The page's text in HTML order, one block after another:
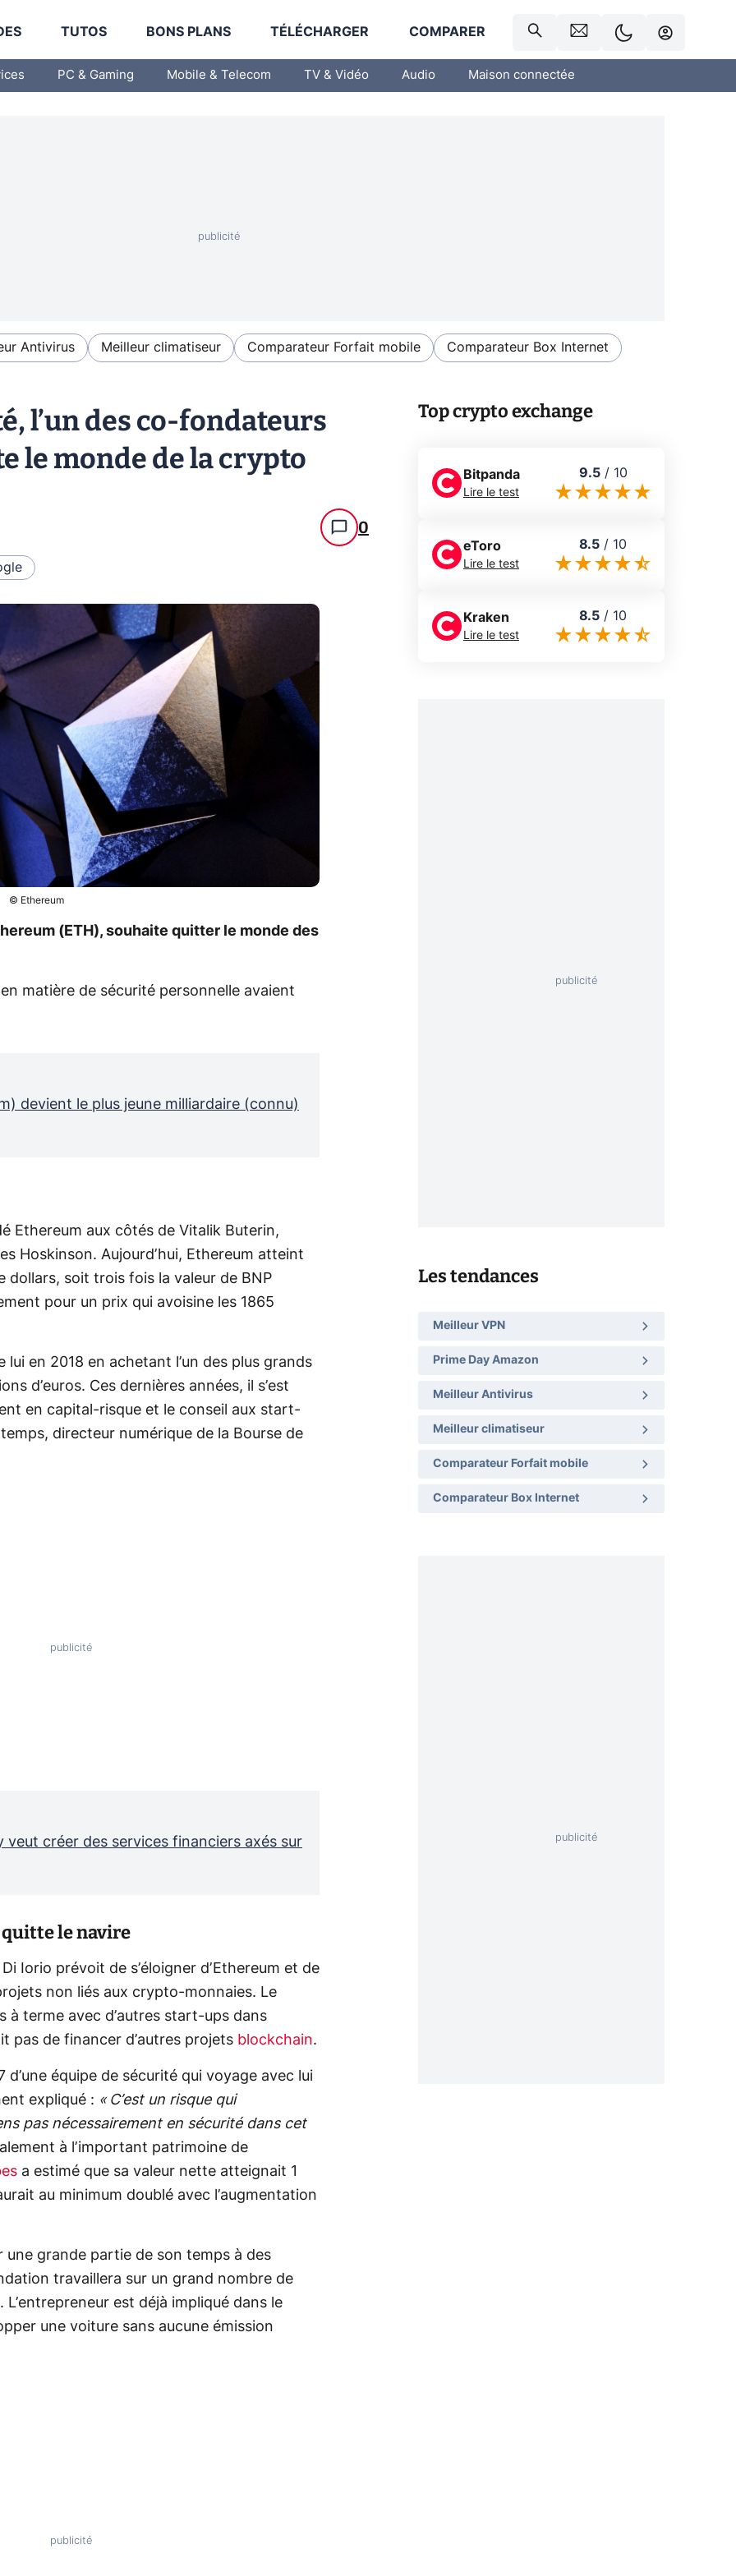
TUTOS BONS PLANS TÉLÉCHARGER COMPARER
PC & Gaming Mobile & Telecom TV & Vidéo Audio Maison connectée
Antivirus Meilleur climatiseur Comparateur Forfait mobile Comparateur Box Internet
l’un des co-fondateurs
le monde de la crypto
0
© Ethereum
(ETH), souhaite quitter le monde des
matière de sécurité personnelle avaient
devient le plus jeune milliardaire (connu)
Ethereum aux côtés de Vitalik Buterin,
Hoskinson. Aujourd’hui, Ethereum atteint
dollars, soit trois fois la valeur de BNP
pour un prix qui avoisine les 1865
en 2018 en achetant l’un des plus grands
d’euros. Ces dernières années, il s’est
en capital-risque et le conseil aux start-
directeur numérique de la Bourse de
veut créer des services financiers axés sur
le navire
Iorio prévoit de s’éloigner d’Ethereum et de
non liés aux crypto-monnaies. Le
à terme avec d’autres start-ups dans
pas de financer d’autres projets blockchain.
d’une équipe de sécurité qui voyage avec lui
expliqué : « C’est un risque qui
pas nécessairement en sécurité dans cet
à l’important patrimoine de
a estimé que sa valeur nette atteignait 1
au minimum doublé avec l’augmentation
grande partie de son temps à des
travaillera sur un grand nombre de
est déjà impliqué dans le
une voiture sans aucune émission
Top crypto exchange
Bitpanda
Lire le test
9.5/ 10
eToro
Lire le test
8.5 / 10
Kraken
Lire le test
8.5 / 10
Les tendances
Meilleur VPN
Prime Day Amazon
Meilleur Antivirus
Meilleur climatiseur
Comparateur Forfait mobile
Comparateur Box Internet